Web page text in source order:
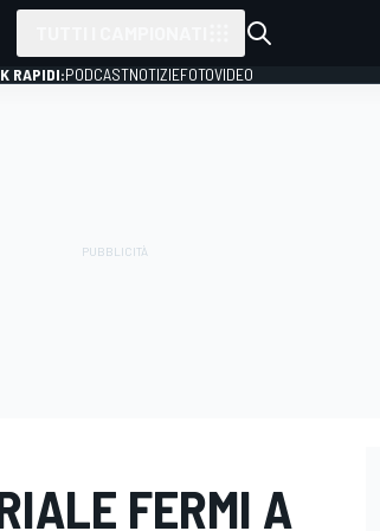
RAPIDI:PODCASTNOTIZIEFOTOVIDEO
FERMI A